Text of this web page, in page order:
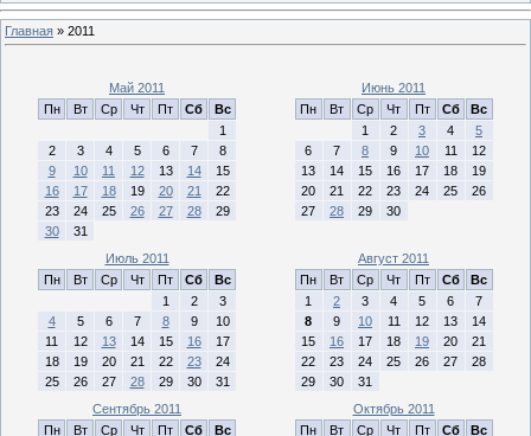
Главная » 2011
Май 2011
Пн
Вт Ср Чт Пт Сб
Вс
1
2
3 4 5 6 7
8
9
10 11 12 13 14
15
16
17 18 19 20 21
22
23
24 25 26 27 28
29
30
31
Июнь 2011
Пн
Вт Ср Чт Пт Сб
Вс
1
2 3 4
5
6
7 8 9 10 11
12
13
14 15 16 17 18
19
20
21 22 23 24 25
26
27
28 29 30
Июль 2011
Пн
Вт Ср Чт Пт Сб
Вс
1
2
3
4
5 6 7 8 9
10
11
12 13 14 15 16
17
18
19 20 21 22 23
24
25
26 27 28 29 30 31
Август 2011
Пн
Вт Ср Чт Пт Сб
Вс
1
2 3 4 5 6
7
8
9 10 11 12 13
14
15
16 17 18 19 20
21
22
23 24 25 26 27
28
29
30
31
Сентябрь 2011
Пн
Вт Ср Чт Пт Сб
Вс
Октябрь 2011
Пн
Вт Ср Чт Пт Сб
Вс